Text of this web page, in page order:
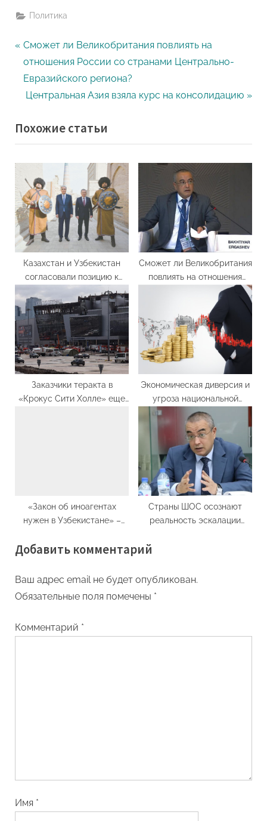
Политика
Навигация
по
записям
P
r
e
v
o
u
s
P
o
s
t
Сможет ли Великобритания повлиять на
отношения России со странами Центрально-
Евразийского региона?
N
x
t
P
o
s
t
:
Центральная Азия взяла курс на консолидацию
Похожие статьи
Казахстан и Узбекистан
согласовали позицию к
саммиту “ЕС – Центральная
Азия”
Сможет ли Великобритания
повлиять на отношения
России со странами
Центрально-Евразийского
региона?
Заказчики теракта в
«Крокус Сити Холле» еще
Экономическая диверсия и
угроза национальной
безопасности. Бахтиёр
Эргашев
прокомментировал
высказывания ректора
университета
журналистики
«Закон об иноагентах
нужен в Узбекистане» –
Страны ШОС осознают
реальность эскалации
Добавить комментарий
Ваш адрес email не будет опубликован.
Обязательные поля помечены *
Комментарий *
Имя *